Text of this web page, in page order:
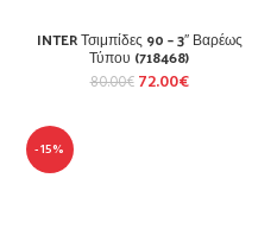
INTER Τσιμπίδες 90 – 3″ Βαρέως
Τύπου (718468)
80.00€ 72.00€
-15%